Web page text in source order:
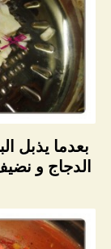
بعدما يذبل
الدجاج و